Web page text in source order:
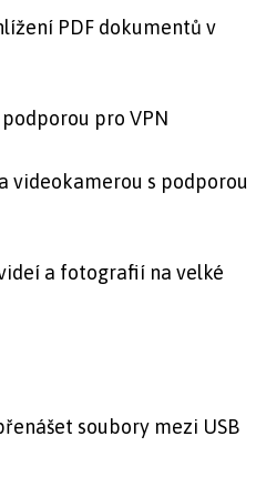
PDF dokumentů v
pro VPN
videokamerou s podporou
a fotografií na velké
soubory mezi USB